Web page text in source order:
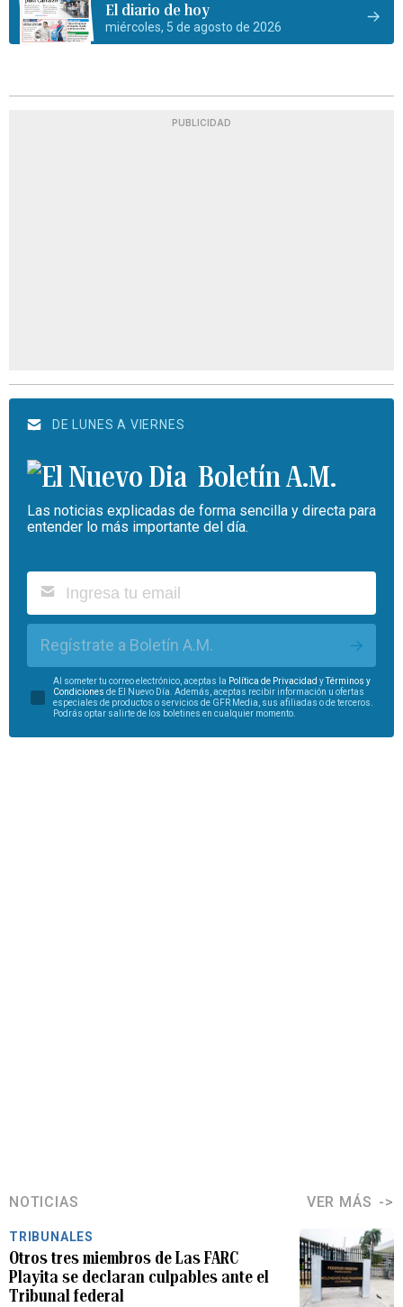
El diario de hoy
miércoles, 5 de agosto de 2026
PUBLICIDAD
DE LUNES A VIERNES
Boletín A.M.
Las noticias explicadas de forma sencilla y directa para
entender lo más importante del día.
Regístrate a Boletín A.M.
Al someter tu correo electrónico, aceptas la Política de Privacidad yTérminos y
Condiciones de El Nuevo Día. Además, aceptas recibir información u ofertas
especiales de productos o servicios de GFR Media, sus afiliadas o de terceros.
Podrás optar salirte de los boletines en cualquier momento.
NOTICIAS VER MÁS
TRIBUNALES
Otros tres miembros de Las FARC
Playita se declaran culpables ante el
Tribunal federal